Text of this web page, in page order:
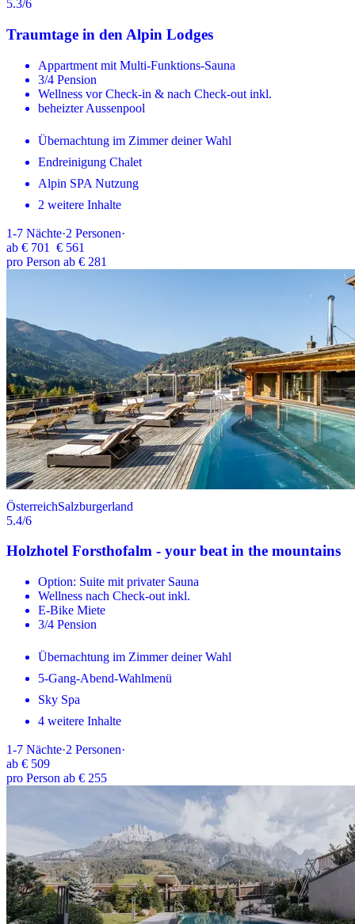
5.3/6
Traumtage in den Alpin Lodges
Appartment mit Multi-Funktions-Sauna
3/4 Pension
Wellness vor Check-in & nach Check-out inkl.
beheizter Aussenpool
Übernachtung im Zimmer deiner Wahl
Endreinigung Chalet
Alpin SPA Nutzung
2 weitere Inhalte
1-7 Nächte·2 Personen·
ab € 701
€ 561
pro Person ab € 281
ÖsterreichSalzburgerland
5.4/6
Holzhotel Forsthofalm - your beat in the mountains
Option: Suite mit privater Sauna
Wellness nach Check-out inkl.
E-Bike Miete
3/4 Pension
Übernachtung im Zimmer deiner Wahl
5-Gang-Abend-Wahlmenü
Sky Spa
4 weitere Inhalte
1-7 Nächte·2 Personen·
ab € 509
pro Person ab € 255